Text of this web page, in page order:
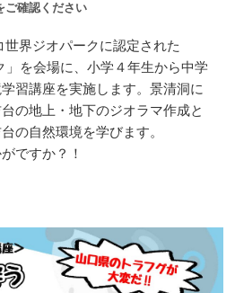
確認ください
界ジオパークに認定された
」を会場に、小学４年生から中学
習講座を実施します。景清洞に
の地上・地下のジオラマ作成と
の自然環境を学びます。
ですか？！